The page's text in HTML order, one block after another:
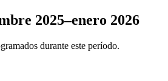
2025–enero 2026
durante este período.